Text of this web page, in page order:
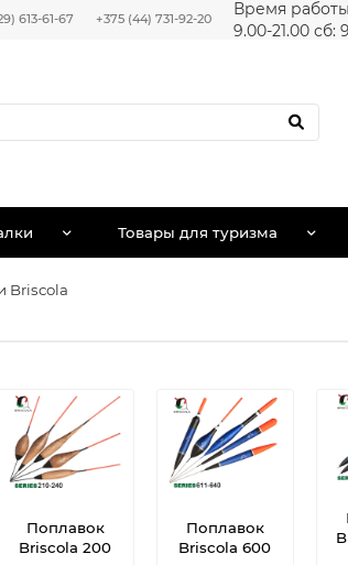
613-61-67 +375 (44) 731-92-20
Время
9.00-21.00 сб:
Товары для туризма
Briscola
Поплавок
Briscola 200
Поплавок
Briscola 600